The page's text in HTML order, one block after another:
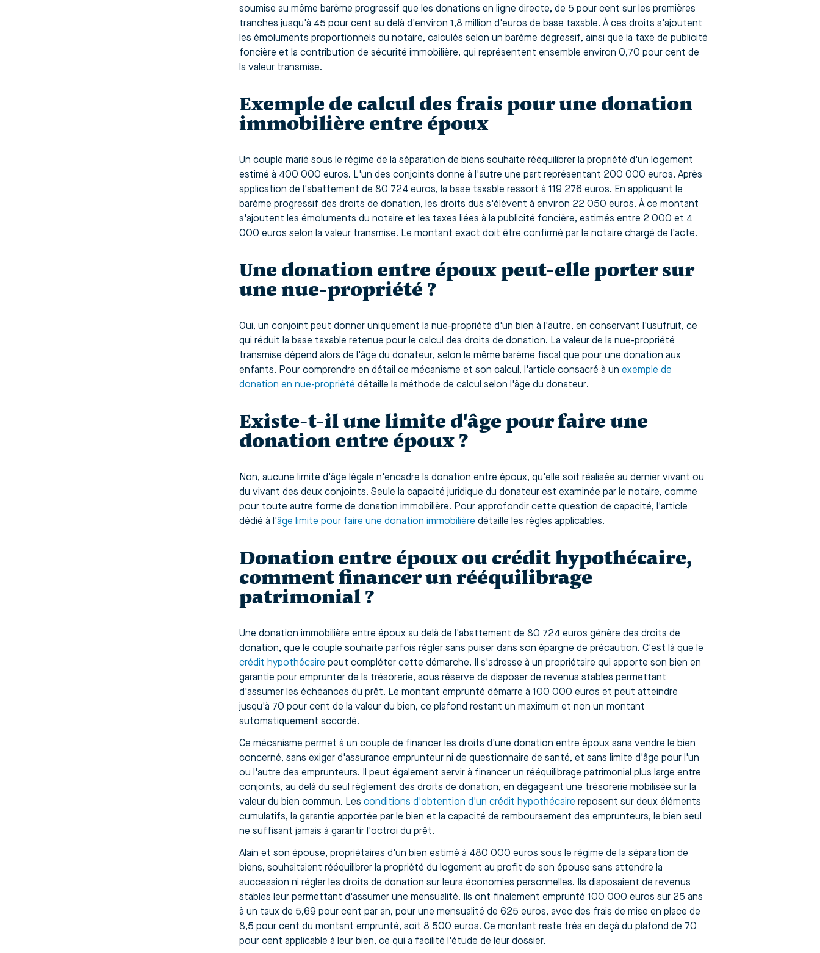
soumise au même barème progressif que les donations en ligne directe, de 5 pour cent sur les premières
tranches jusqu'à 45 pour cent au delà d'environ 1,8 million d'euros de base taxable. À ces droits s'ajoutent
les émoluments proportionnels du notaire, calculés selon un barème dégressif, ainsi que la taxe de publicité
foncière et la contribution de sécurité immobilière, qui représentent ensemble environ 0,70 pour cent de
la valeur transmise.
Exemple de calcul des frais pour une donation
immobilière entre époux
Un couple marié sous le régime de la séparation de biens souhaite rééquilibrer la propriété d'un logement
estimé à 400 000 euros. L'un des conjoints donne à l'autre une part représentant 200 000 euros. Après
application de l'abattement de 80 724 euros, la base taxable ressort à 119 276 euros. En appliquant le
barème progressif des droits de donation, les droits dus s'élèvent à environ 22 050 euros. À ce montant
s'ajoutent les émoluments du notaire et les taxes liées à la publicité foncière, estimés entre 2 000 et 4
000 euros selon la valeur transmise. Le montant exact doit être confirmé par le notaire chargé de l'acte.
Une donation entre époux peut-elle porter sur
une nue-propriété ?
Oui, un conjoint peut donner uniquement la nue-propriété d'un bien à l'autre, en conservant l'usufruit, ce
qui réduit la base taxable retenue pour le calcul des droits de donation. La valeur de la nue-propriété
transmise dépend alors de l'âge du donateur, selon le même barème fiscal que pour une donation aux
enfants. Pour comprendre en détail ce mécanisme et son calcul, l'article consacré à un exemple de
donation en nue-propriété détaille la méthode de calcul selon l'âge du donateur.
Existe-t-il une limite d'âge pour faire une
donation entre époux ?
Non, aucune limite d'âge légale n'encadre la donation entre époux, qu'elle soit réalisée au dernier vivant ou
du vivant des deux conjoints. Seule la capacité juridique du donateur est examinée par le notaire, comme
pour toute autre forme de donation immobilière. Pour approfondir cette question de capacité, l'article
dédié à l'âge limite pour faire une donation immobilière détaille les règles applicables.
Donation entre époux ou crédit hypothécaire,
comment financer un rééquilibrage
patrimonial ?
Une donation immobilière entre époux au delà de l'abattement de 80 724 euros génère des droits de
donation, que le couple souhaite parfois régler sans puiser dans son épargne de précaution. C'est là que le
crédit hypothécaire peut compléter cette démarche. Il s'adresse à un propriétaire qui apporte son bien en
garantie pour emprunter de la trésorerie, sous réserve de disposer de revenus stables permettant
d'assumer les échéances du prêt. Le montant emprunté démarre à 100 000 euros et peut atteindre
jusqu'à 70 pour cent de la valeur du bien, ce plafond restant un maximum et non un montant
automatiquement accordé.
Ce mécanisme permet à un couple de financer les droits d'une donation entre époux sans vendre le bien
concerné, sans exiger d'assurance emprunteur ni de questionnaire de santé, et sans limite d'âge pour l'un
ou l'autre des emprunteurs. Il peut également servir à financer un rééquilibrage patrimonial plus large entre
conjoints, au delà du seul règlement des droits de donation, en dégageant une trésorerie mobilisée sur la
valeur du bien commun. Les conditions d'obtention d'un crédit hypothécaire reposent sur deux éléments
cumulatifs, la garantie apportée par le bien et la capacité de remboursement des emprunteurs, le bien seul
ne suffisant jamais à garantir l'octroi du prêt.
Alain et son épouse, propriétaires d'un bien estimé à 480 000 euros sous le régime de la séparation de
biens, souhaitaient rééquilibrer la propriété du logement au profit de son épouse sans attendre la
succession ni régler les droits de donation sur leurs économies personnelles. Ils disposaient de revenus
stables leur permettant d'assumer une mensualité. Ils ont finalement emprunté 100 000 euros sur 25 ans
à un taux de 5,69 pour cent par an, pour une mensualité de 625 euros, avec des frais de mise en place de
8,5 pour cent du montant emprunté, soit 8 500 euros. Ce montant reste très en deçà du plafond de 70
pour cent applicable à leur bien, ce qui a facilité l'étude de leur dossier.